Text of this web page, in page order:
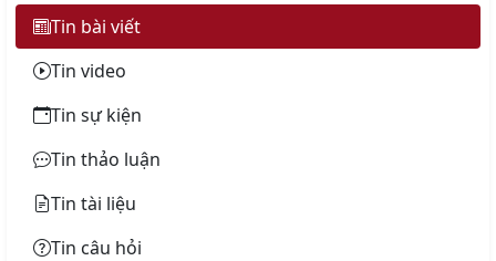
Tin bài viết
Tin video
Tin sự kiện
Tin thảo luận
Tin tài liệu
Tin câu hỏi